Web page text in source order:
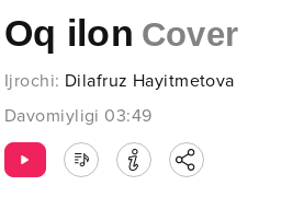
Oq ilon Cover
Ijrochi: Dilafruz Hayitmetova
Davomiyligi 03:49